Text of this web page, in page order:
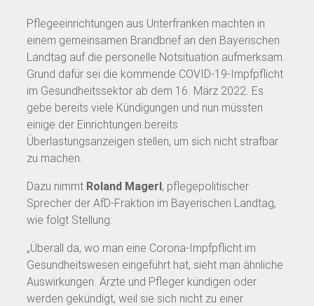
Pflegeeinrichtungen aus Unterfranken machten in
einem gemeinsamen Brandbrief an den Bayerischen
Landtag auf die personelle Notsituation aufmerksam.
Grund dafür sei die kommende COVID-19-Impfpflicht
im Gesundheitssektor ab dem 16. März 2022. Es
gebe bereits viele Kündigungen und nun müssten
einige der Einrichtungen bereits
Überlastungsanzeigen stellen, um sich nicht strafbar
zu machen.
Dazu nimmt Roland Magerl, pflegepolitischer
Sprecher der AfD-Fraktion im Bayerischen Landtag,
wie folgt Stellung:
„Überall da, wo man eine Corona-Impfpflicht im
Gesundheitswesen eingeführt hat, sieht man ähnliche
Auswirkungen. Ärzte und Pfleger kündigen oder
werden gekündigt, weil sie sich nicht zu einer